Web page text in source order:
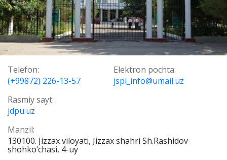
Telefon:
(+99872) 226-13-57
Elektron pochta:
jspi_info@umail.uz
Rasmiy sayt:
jdpu.uz
Manzil:
130100. Jizzax viloyati, Jizzax shahri Sh.Rashidov
shohko‘chasi, 4-uy